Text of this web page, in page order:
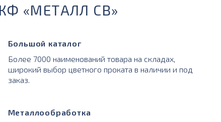
«МЕТАЛЛ СВ»
Большой каталог
Более 7000 наименований товара на складах,
широкий выбор цветного проката в наличии и под
заказ.
Металлообработка